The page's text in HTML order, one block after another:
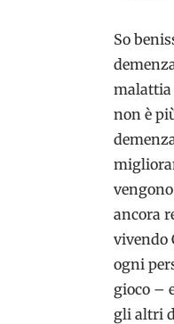
So
malattia
non è
ancora
vivendo
ogni
gioco –
gli altri